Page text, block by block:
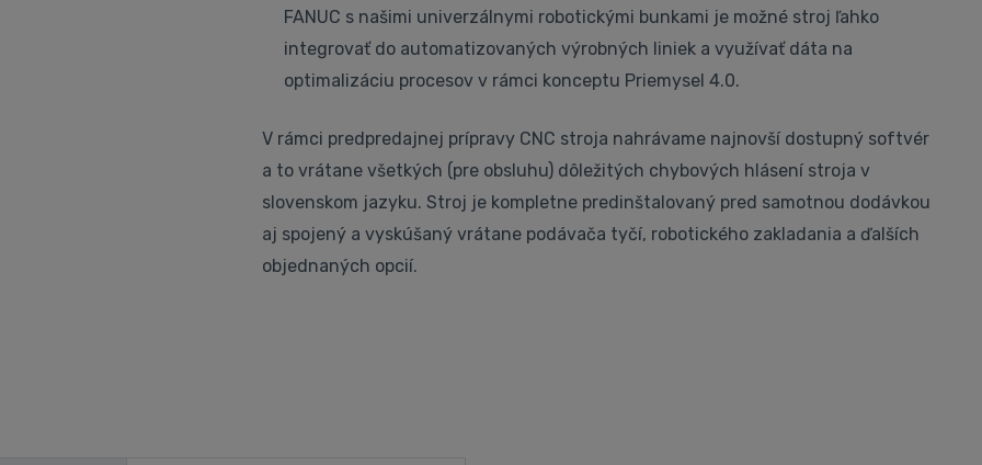
FANUC s našimi univerzálnymi robotickými bunkami je možné stroj ľahko
integrovať do automatizovaných výrobných liniek a využívať dáta na
optimalizáciu procesov v rámci konceptu Priemysel 4.0.
V rámci predpredajnej prípravy CNC stroja nahrávame najnovší dostupný softvér
a to vrátane všetkých (pre obsluhu) dôležitých chybových hlásení stroja v
slovenskom jazyku. Stroj je kompletne predinštalovaný pred samotnou dodávkou
aj spojený a vyskúšaný vrátane podávača tyčí, robotického zakladania a ďalších
objednaných opcií.